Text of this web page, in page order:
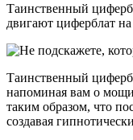
Таинственный
двигают циферблат
Таинственный
напоминая вам о
таким образом, что
создавая